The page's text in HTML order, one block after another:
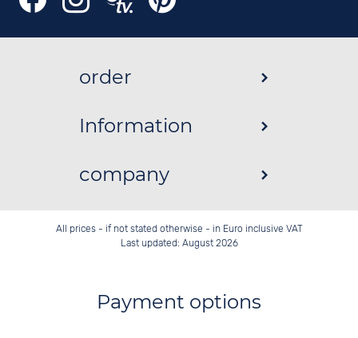
order
Information
company
All prices - if not stated otherwise - in Euro inclusive VAT
Last updated: August 2026
Payment options